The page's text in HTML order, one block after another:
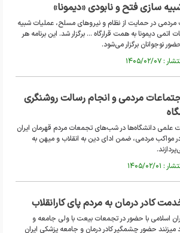
سازی فتح و نابودی «دیمونا»
مردمی در حمایت از نظام و نیرو‌های مسلح، عملیات شبیه
دیمونا به همت قرارگاه ... برگزار شد. این برنامه هر
نوجوانان برگزار می‌شود.
مردمی و انجام رسالت روشنگری
علمی دانشگاه‌ها در شب‌های تجمعات مردم قهرمان ایران
در مواکب مردمی، ضمن ادای دین به انقلاب و میهن به
کادر درمان به مردم پای کارانقلاب
اسلامی با حضور در تجمعات بیعت با ولی جامعه و
میزنند حضور چشمگیر کادر درمان و جامعه پزشکی ایران